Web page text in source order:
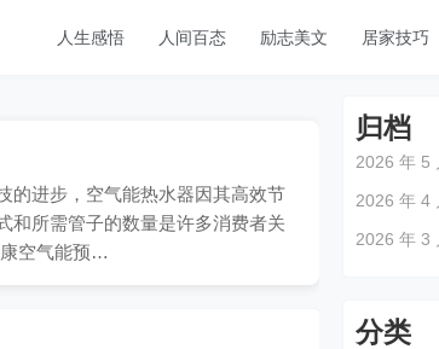
人生感悟 人间百态 励志美文 居家技巧
的进步，空气能热水器因其高效节
和所需管子的数量是许多消费者关
空气能预…
归档
2026 年 5
2026 年 4
2026 年 3
分类